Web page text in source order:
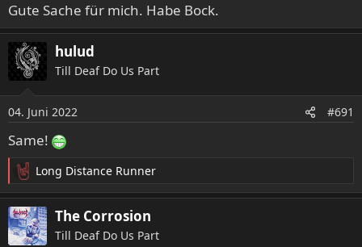
n
:
Gute Sache für mich. Habe Bock.
hulud
Till Deaf Do Us Part
04. Juni 2022 #691
Same!
R
e
a
k
t
Long Distance Runner
The Corrosion
Till Deaf Do Us Part